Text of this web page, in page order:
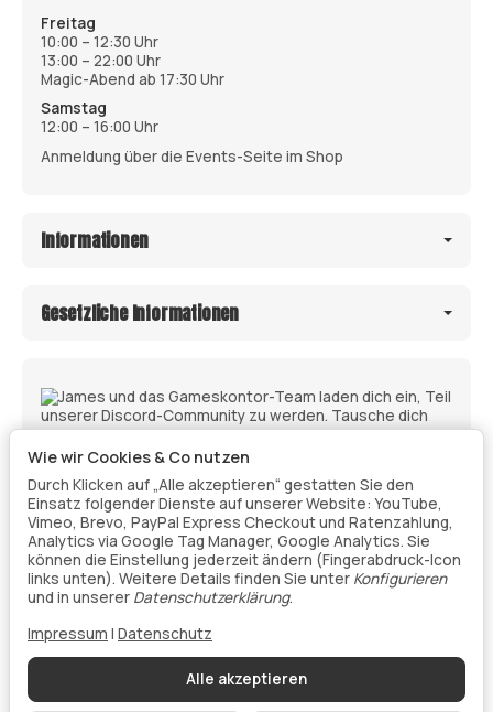
Freitag
10:00 – 12:30 Uhr
13:00 – 22:00 Uhr
Magic-Abend ab 17:30 Uhr
Samstag
12:00 – 16:00 Uhr
Anmeldung über die Events-Seite im Shop
Informationen
Gesetzliche Informationen
Vertrag widerrufen
Vertrag widerrufen
Alle akzeptieren
Wie wir Cookies & Co nutzen
Durch Klicken auf „Alle akzeptieren“ gestatten Sie den
Einsatz folgender Dienste auf unserer Website: YouTube,
Vimeo, Brevo, PayPal Express Checkout und Ratenzahlung,
Analytics via Google Tag Manager, Google Analytics. Sie
können die Einstellung jederzeit ändern (Fingerabdruck-Icon
links unten). Weitere Details finden Sie unter Konfigurieren
und in unserer Datenschutzerklärung.
Impressum | Datenschutz